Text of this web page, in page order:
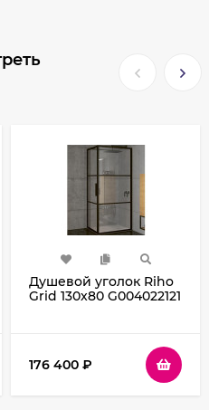
Душевой уголок Riho
Grid 130x80 G004022121
176 400 ₽